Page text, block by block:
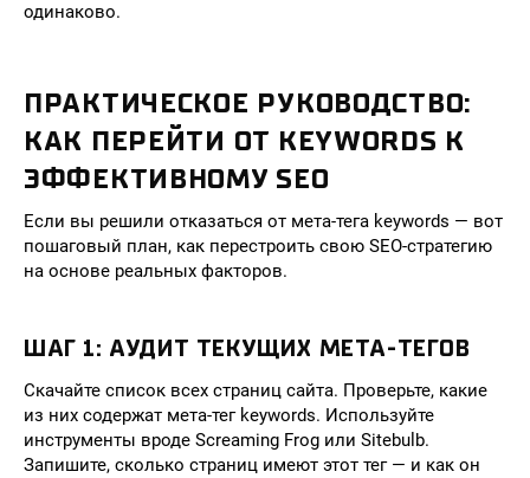
одинаково.
ПРАКТИЧЕСКОЕ РУКОВОДСТВО:
КАК ПЕРЕЙТИ ОТ KEYWORDS К
ЭФФЕКТИВНОМУ SEO
Если вы решили отказаться от мета-тега keywords — вот
пошаговый план, как перестроить свою SEO-стратегию
на основе реальных факторов.
ШАГ 1: АУДИТ ТЕКУЩИХ МЕТА-ТЕГОВ
Скачайте список всех страниц сайта. Проверьте, какие
из них содержат мета-тег keywords. Используйте
инструменты вроде Screaming Frog или Sitebulb.
Запишите, сколько страниц имеют этот тег — и как он